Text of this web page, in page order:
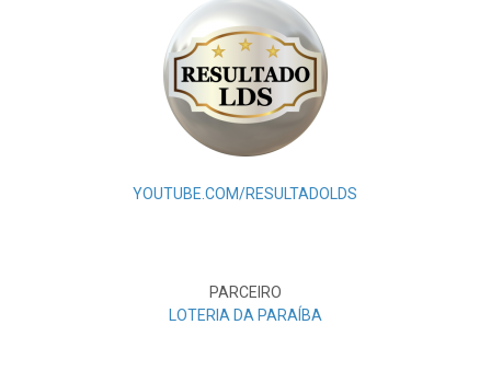
YOUTUBE.COM/RESULTADOLDS
PARCEIRO
LOTERIA DA PARAÍBA